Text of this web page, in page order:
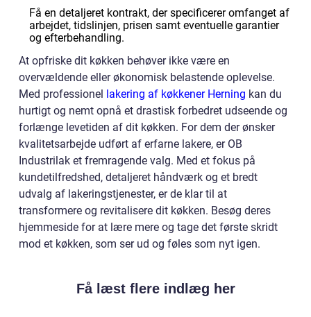
Få en detaljeret kontrakt, der specificerer omfanget af
arbejdet, tidslinjen, prisen samt eventuelle garantier
og efterbehandling.
At opfriske dit køkken behøver ikke være en
overvældende eller økonomisk belastende oplevelse.
Med professionel
lakering af køkkener Herning kan du
hurtigt og nemt opnå et drastisk forbedret udseende og
forlænge levetiden af dit køkken. For dem der ønsker
kvalitetsarbejde udført af erfarne lakere, er OB
Industrilak et fremragende valg. Med et fokus på
kundetilfredshed, detaljeret håndværk og et bredt
udvalg af lakeringstjenester, er de klar til at
transformere og revitalisere dit køkken. Besøg deres
hjemmeside for at lære mere og tage det første skridt
mod et køkken, som ser ud og føles som nyt igen.
Få læst flere indlæg her